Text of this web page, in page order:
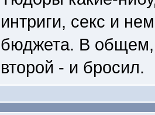
интриги, секс и
бюджета. В общем,
второй - и бросил.